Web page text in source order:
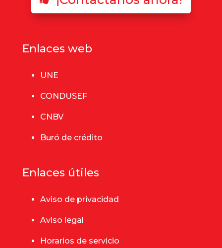
Enlaces web
UNE
CONDUSEF
CNBV
Buró de crédito
Enlaces útiles
Aviso de privacidad
Aviso legal
Horarios de servicio